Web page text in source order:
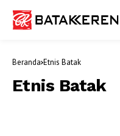
Beranda Etnis Batak
Etnis Batak